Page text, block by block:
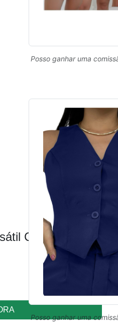
Casual
Posso ganhar uma
Posso ganhar uma